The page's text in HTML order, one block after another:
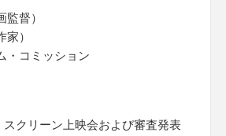
督）
）
・コミッション
スクリーン上映会および審査発表